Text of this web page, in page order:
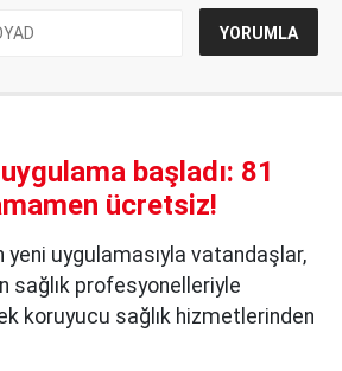
başladı: 81
ücretsiz!
yeni uygulamasıyla vatandaşlar,
sağlık profesyonelleriyle
koruyucu sağlık hizmetlerinden